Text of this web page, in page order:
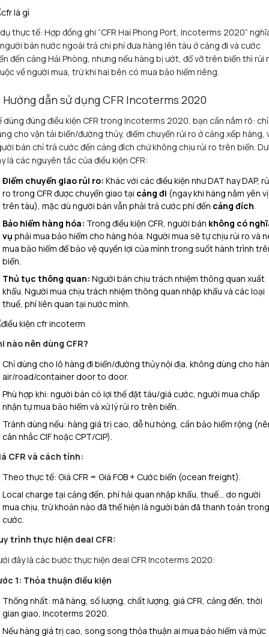
thực tế: Hợp đồng ghi “CFR Hai Phong Port, Incoterms 2020”
bán nước ngoài trả chi phí đưa hàng lên tàu ở cảng đi và cước
đến cảng Hải Phòng, nhưng nếu hàng bị ướt, đổ vỡ trên biển thì rủi
về người mua, trừ khi hai bên có mua bảo hiểm riêng.
Hướng dẫn sử dụng CFR Incoterms 2020
dùng đúng điều kiện CFR trong Incoterms 2020, bạn cần nắm rõ: chỉ
cho vận tải biển/đường thủy, điểm chuyển rủi ro ở cảng xếp hàng,
bán chỉ trả cước đến cảng đích chứ không chịu rủi ro trên biển.
là các nguyên tắc của điều kiện CFR:
Điểm chuyển giao rủi ro: Khác với các điều kiện như DAT hay DAP,
ro trong CFR được chuyển giao tại cảng đi (ngay khi hàng nằm yên vị
trên tàu), mặc dù người bán vẫn phải trả cước phí đến cảng đích.
Bảo hiểm hàng hóa: Trong điều kiện CFR, người bán không có
vụ phải mua bảo hiểm cho hàng hóa. Người mua sẽ tự chịu rủi ro và
mua bảo hiểm để bảo vệ quyền lợi của mình trong suốt hành trình
biển.
Thủ tục thông quan: Người bán chịu trách nhiệm thông quan xuất
khẩu. Người mua chịu trách nhiệm thông quan nhập khẩu và các loại
thuế, phí liên quan tại nước mình.
nào nên dùng CFR?
Chỉ dùng cho lô hàng đi biển/đường thủy nội địa, không dùng cho
air/road/container door to door.
Phù hợp khi: người bán có lợi thế đặt tàu/giá cước, người mua chấp
nhận tự mua bảo hiểm và xử lý rủi ro trên biển.
Tránh dùng nếu: hàng giá trị cao, dễ hư hỏng, cần bảo hiểm rộng
cân nhắc CIF hoặc CPT/CIP).
CFR và cách tính:
Theo thực tế: Giá CFR = Giá FOB + Cước biển (ocean freight).​
Local charge tại cảng đến, phí hải quan nhập khẩu, thuế… do người
mua chịu, trừ khoản nào đã thể hiện là người bán đã thanh toán trong
cước.
trình thực hiện deal CFR:
đây là các bước thực hiện deal CFR Incoterms 2020:
1: Thỏa thuận điều kiện
Thống nhất: mã hàng, số lượng, chất lượng, giá CFR, cảng đến, thời
gian giao, Incoterms 2020.
Nếu hàng giá trị cao, song song thỏa thuận ai mua bảo hiểm và mức